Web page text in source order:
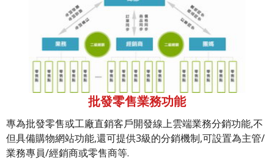
批發零售業務功能
專為批發零售或工廠直銷客戶開發線上雲端業務分銷功能,不
但具備購物網站功能,還可提供3級的分銷機制,可設置為主管/
業務專員/經銷商或零售商等.